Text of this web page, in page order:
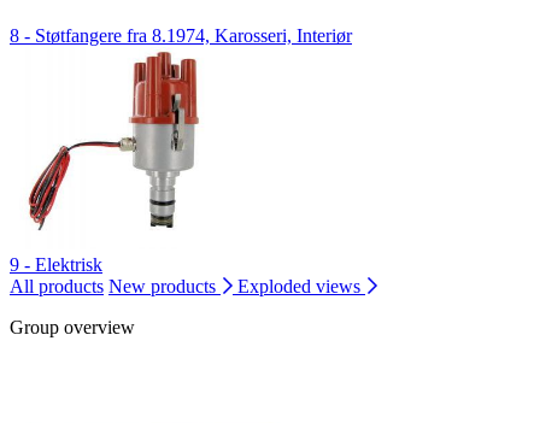
8 - Støtfangere fra 8.1974, Karosseri, Interiør
9 - Elektrisk
All products New products
Exploded views
Group overview